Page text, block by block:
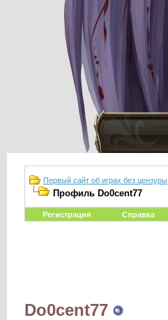
Первый сайт об играх без цензуры
Профиль Do0cent77
Регистрация Справка
Do0cent77